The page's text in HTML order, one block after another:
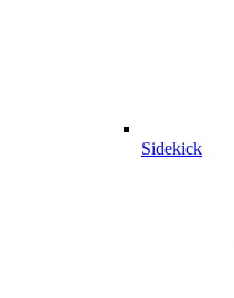
Sidekick